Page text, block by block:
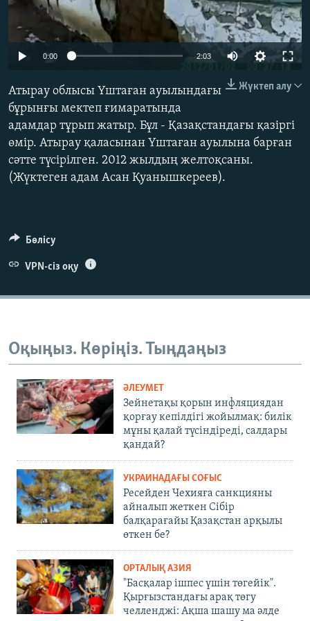
ЖАЗЫЛЫҢЫЗ
0:00 2:03
Жүктеп алу
Атырау облысы Үштаған ауылындағы
бұрынғы мектеп ғимаратында
адамдар тұрып жатыр. Бұл - Қазақстандағы қазіргі
өмір. Атырау қаласынан Үштаған ауылына барған
сәтте түсірілген. 2012 жылдың желтоқсаны.
(Жүктеген адам Асан Қуанышкереев).
Бөлісу
VPN-сіз оқу
Оқыңыз. Көріңіз. Тыңдаңыз
ӘЛЕУМЕТ
Зейнетақы қорын инфляциядан
қорғау кепілдігі жойылмақ: билік
мұны қалай түсіндіреді, салдары
қандай?
УКРАИНАДАҒЫ СОҒЫС
Ресейден Чехияға санкцияны
айналып жеткен Сібір
балқарағайы Қазақстан арқылы
өткен бе?
ОРТАЛЫҚ АЗИЯ
"Басқалар ішпес үшін төгейік".
Қырғызстандағы арақ төгу
челленджі: Ақша шашу ма әлде